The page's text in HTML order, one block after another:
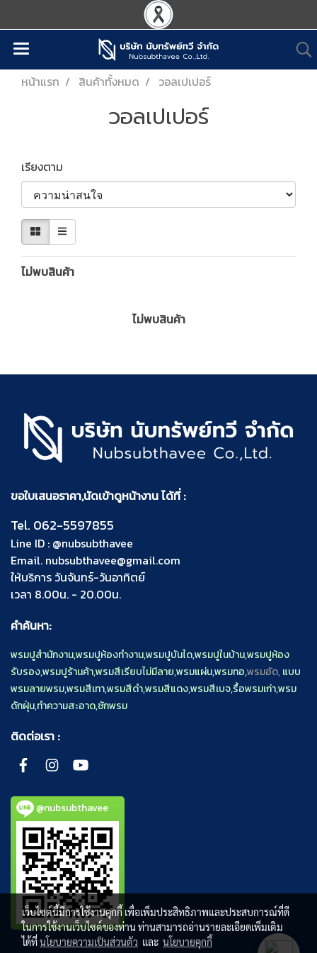
หน้าแรก สินค้าทั้งหมด วอลเปเปอร์
วอลเปเปอร์
เรียงตาม
ไม่พบสินค้า
ไม่พบสินค้า
ขอใบเสนอราคา,นัดเข้าดูหน้างาน ได้ที่ :
Tel. 062-5597855
Line ID : @nubsubthavee
Email. nubsubthavee@gmail.com
ให้บริการ วันจันทร์-วันอาทิตย์
เวลา 8.00น. - 20.00น.
คำค้นหา:
พรมปูสำนักงาน,พรมปูห้องทำงาน,พรมปูบันได,พรมปูในบ้าน,พรมปูห้อง
รับรอง,พรมปูร้านค้า,พรมสีเรียบไม่มีลาย,พรมแผ่น,พรมทอ,พรมอัด,แบบ
พรมลายพรม,พรมสีเทา,พรมสีดำ,พรมสีแดง,พรมสีเบจ,รื้อพรมเก่า,พรม
ดักฝุ่น,ทำความสะอาด,ซักพรม
ติดต่อเรา :
@nubsubthavee
เว็บไซต์นี้มีการใช้งานคุกกี้ เพื่อเพิ่มประสิทธิภาพและประสบการณ์ที่ดี
ในการใช้งานเว็บไซต์ของท่าน ท่านสามารถอ่านรายละเอียดเพิ่มเติม
ได้ที่นโยบายความเป็นส่วนตัว และ นโยบายคุกกี้